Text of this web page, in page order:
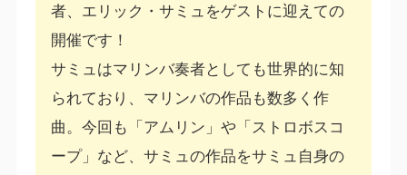
者、エリック・サミュをゲストに迎えての
開催です！
サミュはマリンバ奏者としても世界的に知
られており、マリンバの作品も数多く作
曲。今回も「アムリン」や「ストロボスコ
ープ」など、サミュの作品をサミュ自身の